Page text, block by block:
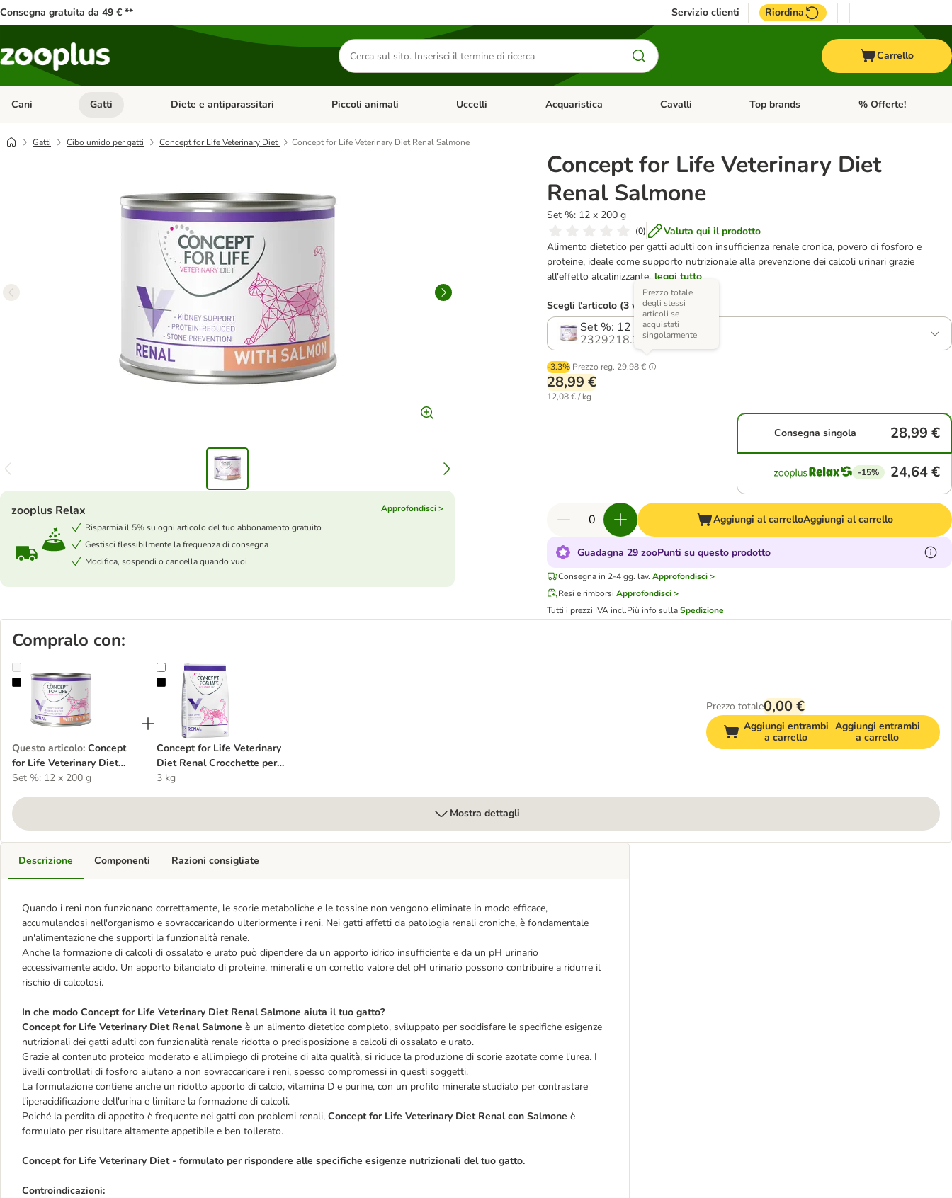
Consegna gratuita da 49 € ** Servizio clienti Riordina
Cerca
prodotti
Carrello
Cani Apri Menu Categoria: Cani
Gatti Apri Menu Categoria: Gatti
Diete e antiparassitari Apri Menu Categoria: Diete e antiparassitari
Piccoli animali Apri Menu Categoria: Piccoli animali
Uccelli Apri Menu Categoria: Uccelli
Acquaristica Apri Menu Categoria: Acquaristica
Cavalli Apri Menu Categoria: Cavalli
Top brands Apri Menu Categoria:
% Offerte!
Gatti Cibo umido per gatti Concept for Life Veterinary Diet Concept for Life Veterinary Diet Renal Salmone
Concept for Life Veterinary Diet
Renal Salmone
Set %: 12 x 200 g
(0)
Valuta qui il prodotto
Alimento dietetico per gatti adulti con insufficienza renale cronica, povero di fosforo e
proteine, ideale come supporto nutrizionale alla prevenzione dei calcoli urinari grazie
all'effetto alcalinizzante. leggi tutto
zooplus Relax
Approfondisci >
Risparmia il 5% su ogni articolo del tuo abbonamento gratuito
Gestisci flessibilmente la frequenza di consegna
Modifica, sospendi o cancella quando vuoi
Scegli l'articolo (3 varianti)
Set %: 12 x 200 g
2329218.2
-3.3% Prezzo reg. 29,98 €
Prezzo totale
degli stessi
articoli se
acquistati
singolarmente
28,99 €
12,08 € / kg
Consegna singola 28,99 €
-15% 24,64 €
Aggiungi al carrelloAggiungi al carrello
Guadagna 29 zooPunti su questo prodotto
Consegna in 2-4 gg. lav. Approfondisci >
Resi e rimborsi Approfondisci >
Tutti i prezzi IVA incl.Più info sullaSpedizione
Compralo con:
Concept for Life Veterinary Diet Renal Salmone
Questo articolo: Concept
for Life Veterinary Diet
Renal Salmone
Set %: 12 x 200 g
Concept for Life Veterinary Diet Renal Crocchette per gatto
Concept for Life Veterinary
Diet Renal Crocchette per
gatto
3 kg
Prezzo totale0,00 €
Aggiungi entrambi
a carrello
Aggiungi entrambi
a carrello
Mostra dettagli
Descrizione
Quando i reni non funzionano correttamente, le scorie metaboliche e le tossine non vengono eliminate in modo efficace,
accumulandosi nell'organismo e sovraccaricando ulteriormente i reni. Nei gatti affetti da patologia renali croniche, è fondamentale
un'alimentazione che supporti la funzionalità renale.
Anche la formazione di calcoli di ossalato e urato può dipendere da un apporto idrico insufficiente e da un pH urinario
eccessivamente acido. Un apporto bilanciato di proteine, minerali e un corretto valore del pH urinario possono contribuire a ridurre il
rischio di calcolosi.
In che modo Concept for Life Veterinary Diet Renal Salmone aiuta il tuo gatto?
Concept for Life Veterinary Diet Renal Salmone è un alimento dietetico completo, sviluppato per soddisfare le specifiche esigenze
nutrizionali dei gatti adulti con funzionalità renale ridotta o predisposizione a calcoli di ossalato e urato.
Grazie al contenuto proteico moderato e all'impiego di proteine di alta qualità, si riduce la produzione di scorie azotate come l'urea. I
livelli controllati di fosforo aiutano a non sovraccaricare i reni, spesso compromessi in questi soggetti.
La formulazione contiene anche un ridotto apporto di calcio, vitamina D e purine, con un profilo minerale studiato per contrastare
l'iperacidificazione dell'urina e limitare la formazione di calcoli.
Poiché la perdita di appetito è frequente nei gatti con problemi renali, Concept for Life Veterinary Diet Renal con Salmone è
formulato per risultare altamente appetibile e ben tollerato.
Concept for Life Veterinary Diet - formulato per rispondere alle specifiche esigenze nutrizionali del tuo gatto.
Controindicazioni:
Componenti Razioni consigliate